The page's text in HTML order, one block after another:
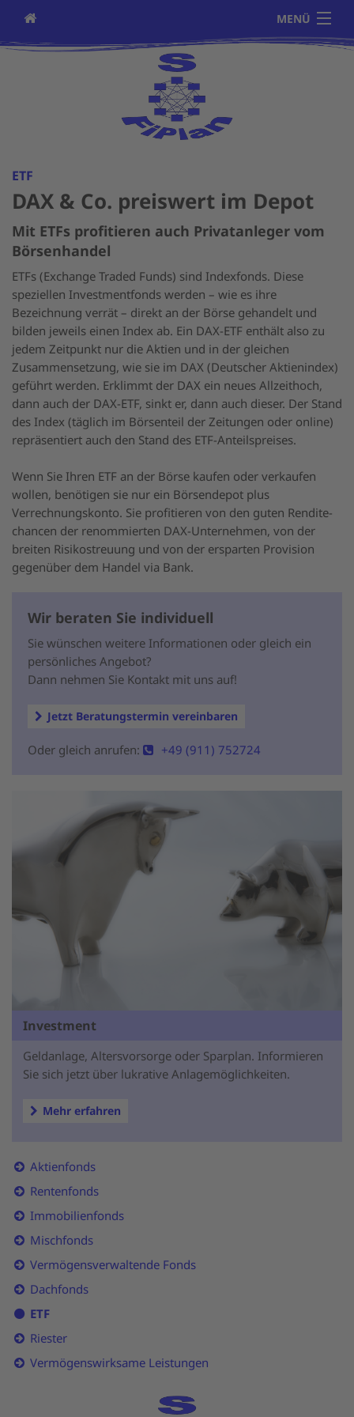
MENÜ
Über uns
Gewerbeversicherungen
Beteiligungen
Bausparen/Baufinanzierung
Finanzanalyse nach DIN 77230
Nachhaltigkeitsstrategie
ETF
DAX & Co. preiswert im Depot
Mit ETFs profitieren auch Privatanleger vom
Börsenhandel
ETFs (Exchange Traded Funds) sind Indexfonds. Diese
speziellen Investmentfonds werden – wie es ihre
Bezeichnung verrät – direkt an der Börse gehandelt und
bilden jeweils einen Index ab. Ein DAX-ETF enthält also zu
jedem Zeitpunkt nur die Aktien und in der gleichen
Zusammensetzung, wie sie im DAX (Deutscher Aktienindex)
geführt werden. Erklimmt der DAX ein neues Allzeithoch,
dann auch der DAX-ETF, sinkt er, dann auch dieser. Der Stand
des Index (täglich im Börsenteil der Zeitungen oder online)
repräsentiert auch den Stand des ETF-Anteilspreises.
Wenn Sie Ihren ETF an der Börse kaufen oder verkaufen
wollen, benötigen sie nur ein Börsendepot plus
Verrechnungskonto. Sie profitieren von den guten Rendite-
chancen der renommierten DAX-Unternehmen, von der
breiten Risikostreuung und von der ersparten Provision
gegenüber dem Handel via Bank.
Wir beraten Sie individuell
Sie wünschen weitere Informationen oder gleich ein
persönliches Angebot?
Dann nehmen Sie Kontakt mit uns auf!
Jetzt Beratungstermin vereinbaren
Oder gleich anrufen: +49 (911) 752724
Investment
Geldanlage, Altersvorsorge oder Sparplan. Informieren
Sie sich jetzt über lukrative Anlagemöglichkeiten.
Mehr erfahren
Aktienfonds
Rentenfonds
Immobilienfonds
Mischfonds
Vermögensverwaltende Fonds
Dachfonds
ETF
Riester
Vermögenswirksame Leistungen